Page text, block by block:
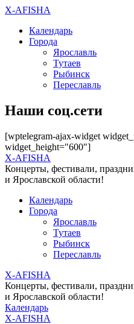
X-AFISHA
Календарь
Города
Ярославль
Тутаев
Рыбинск
Переславль
Наши соц.сети
[wptelegram-ajax-widget
widget_height="600"]
X-AFISHA
Концерты, фестивали,
и Ярославской области!
Календарь
Города
Ярославль
Тутаев
Рыбинск
Переславль
X-AFISHA
Концерты, фестивали,
и Ярославской области!
Календарь
X-AFISHA